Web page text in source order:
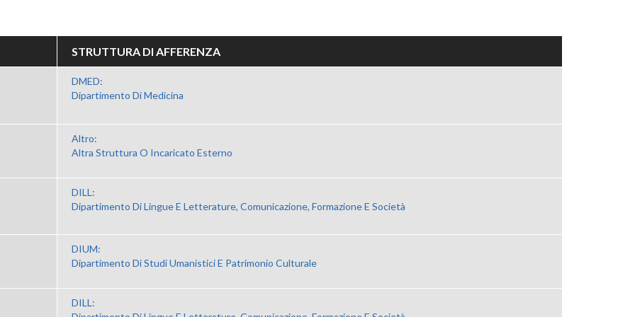
STRUTTURA DI AFFERENZA
DMED:
Dipartimento Di Medicina
Altro:
Altra Struttura O Incaricato Esterno
DILL:
Dipartimento Di Lingue E Letterature, Comunicazione, Formazione E Società
DIUM:
Dipartimento Di Studi Umanistici E Patrimonio Culturale
DILL: